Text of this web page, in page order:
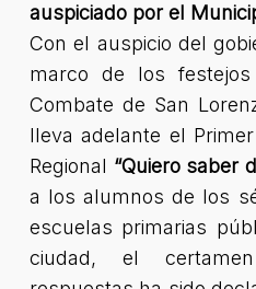
auspiciado por el
Con el auspicio del
marco de los
Combate de San
lleva adelante el
Regional “Quiero saber
a los alumnos de los
escuelas primarias
ciudad, el